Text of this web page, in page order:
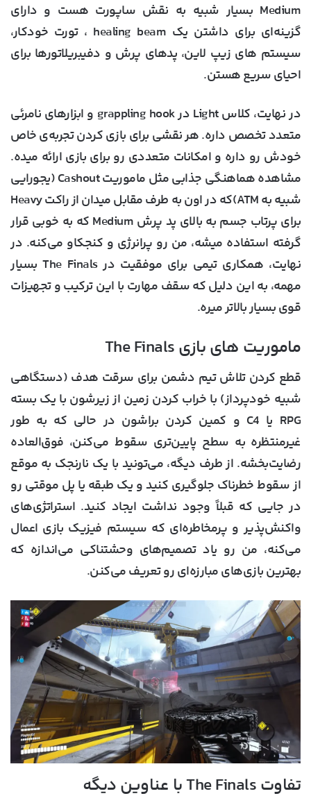
Medium بسیار شبیه به نقش ساپورت هست و دارای
گزینه‌ای برای داشتن یک healing beam ، تورت خودکار،
سیستم های زیپ لاین، پدهای پرش و دفیبریلاتورها برای
احیای سریع هستن.
در نهایت، کلاس Light در grappling hook و ابزارهای نامرئی
متعدد تخصص داره. هر نقشی برای بازی کردن تجربه‌ی خاص
خودش رو داره و امکانات متعددی رو برای بازی ارائه میده.
مشاهده هماهنگی جذابی مثل ماموریت Cashout (یجورایی
شبیه به ATM)که در اون به طرف مقابل میدان از راکت Heavy
برای پرتاب جسم به بالای پد پرش Medium که به خوبی قرار
گرفته استفاده میشه، من رو پرانرژی و کنجکاو می‌کنه. در
نهایت، همکاری تیمی برای موفقیت در The Finals بسیار
مهمه، به این دلیل که سقف مهارت با این ترکیب و تجهیزات
قوی بسیار بالاتر میره.
ماموریت های بازی The Finals
قطع کردن تلاش تیم دشمن برای سرقت هدف (دستگاهی
شبیه خودپرداز) با خراب کردن زمین از زیرشون با یک بسته
RPG یا C4 و کمین کردن براشون در حالی که به طور
غیرمنتظره به سطح پایین‌تری سقوط می‌کنن، فوق‌العاده
رضایت‌بخشه. از طرف دیگه، می‌تونید با یک نارنجک به موقع
از سقوط خطرناک جلوگیری کنید و یک طبقه یا پل موقتی رو
در جایی که قبلاً وجود نداشت ایجاد کنید. استراتژی‌های
واکنش‌پذیر و پرمخاطره‌ای که سیستم فیزیک بازی اعمال
می‌کنه، من رو یاد تصمیم‌های وحشتناکی می‌اندازه که
بهترین بازی‌های مبارزه‌ای رو تعریف می‌کنن.
تفاوت The Finals با عناوین دیگه